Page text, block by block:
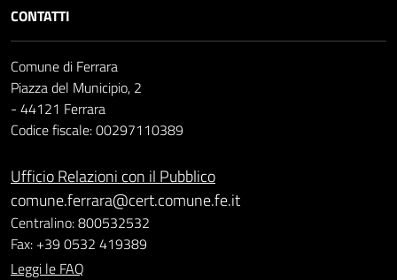
CONTATTI
Comune di Ferrara
Piazza del Municipio, 2
- 44121 Ferrara
Codice fiscale: 00297110389
Ufficio Relazioni con il Pubblico
comune.ferrara@cert.comune.fe.it
Centralino: 800532532
Fax: +39 0532 419389
Leggi le FAQ